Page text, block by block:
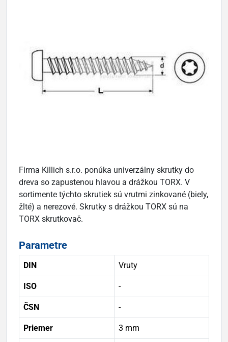
Firma Killich s.r.o. ponúka univerzálny skrutky do
dreva so zapustenou hlavou a drážkou TORX. V
sortimente týchto skrutiek sú vrutmi zinkované (biely,
žlté) a nerezové. Skrutky s drážkou TORX sú na
TORX skrutkovač.
Parametre
DIN Vruty
ISO -
ČSN -
Priemer 3 mm